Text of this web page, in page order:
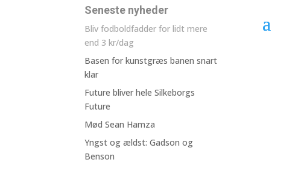
Seneste nyheder
Bliv fodboldfadder for lidt mere
end 3 kr/dag
Basen for kunstgræs banen snart
klar
Future bliver hele Silkeborgs
Future
Mød Sean Hamza
Yngst og ældst: Gadson og
Benson